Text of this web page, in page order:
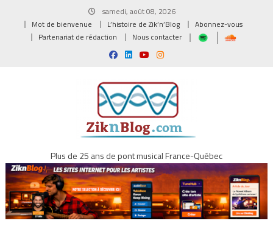
samedi, août 08, 2026
Mot de bienvenue
L’histoire de Zik’n’Blog
Abonnez-vous
Partenariat de rédaction
Nous contacter
Plus de 25 ans de pont musical France-Québec